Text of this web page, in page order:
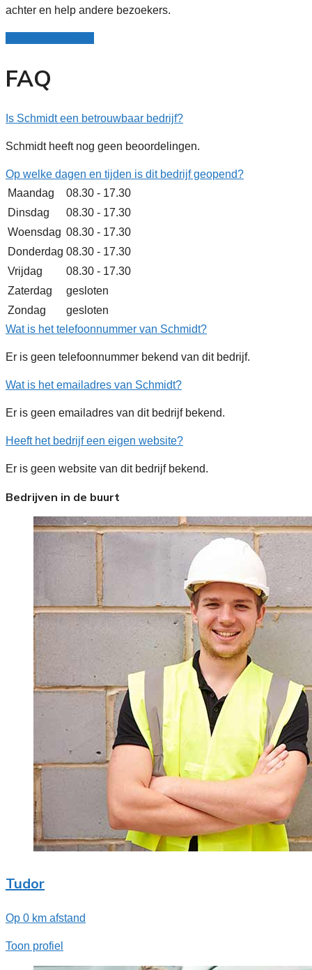
achter en help andere bezoekers.
FAQ
Is Schmidt een betrouwbaar bedrijf?
Schmidt heeft nog geen beoordelingen.
Op welke dagen en tijden is dit bedrijf geopend?
Maandag
08.30 - 17.30
Dinsdag
08.30 - 17.30
Woensdag 08.30 - 17.30
Donderdag 08.30 - 17.30
Vrijdag
08.30 - 17.30
Zaterdag
gesloten
Zondag
gesloten
Wat is het telefoonnummer van Schmidt?
Er is geen telefoonnummer bekend van dit bedrijf.
Wat is het emailadres van Schmidt?
Er is geen emailadres van dit bedrijf bekend.
Heeft het bedrijf een eigen website?
Er is geen website van dit bedrijf bekend.
Bedrijven in de buurt
Tudor
Op 0 km afstand
Toon profiel